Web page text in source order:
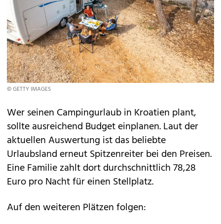
© GETTY IMAGES
Wer seinen Campingurlaub in Kroatien plant,
sollte ausreichend Budget einplanen. Laut der
aktuellen Auswertung ist das beliebte
Urlaubsland erneut Spitzenreiter bei den Preisen.
Eine Familie zahlt dort durchschnittlich 78,28
Euro pro Nacht für einen Stellplatz.
Auf den weiteren Plätzen folgen: